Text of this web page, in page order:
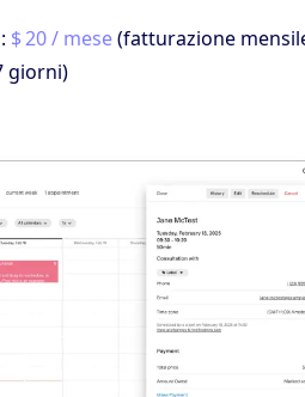
: $ 20 / mese(fatturazione
giorni)